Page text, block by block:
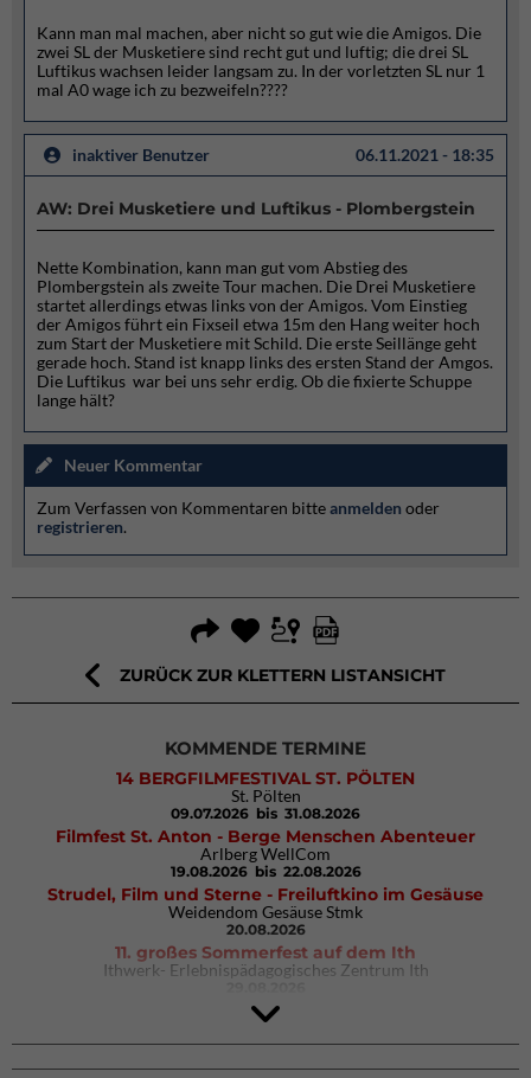
Kann man mal machen, aber nicht so gut wie die Amigos. Die
zwei SL der Musketiere sind recht gut und luftig; die drei SL
Luftikus wachsen leider langsam zu. In der vorletzten SL nur 1
mal A0 wage ich zu bezweifeln????
inaktiver Benutzer 06.11.2021 - 18:35
AW: Drei Musketiere und Luftikus - Plombergstein
Nette Kombination, kann man gut vom Abstieg des
Plombergstein als zweite Tour machen. Die Drei Musketiere
startet allerdings etwas links von der Amigos. Vom Einstieg
der Amigos führt ein Fixseil etwa 15m den Hang weiter hoch
zum Start der Musketiere mit Schild. Die erste Seillänge geht
gerade hoch. Stand ist knapp links des ersten Stand der Amgos.
Die Luftikus war bei uns sehr erdig. Ob die fixierte Schuppe
lange hält?
Neuer Kommentar
Zum Verfassen von Kommentaren bitteanmelden oder
registrieren.
ZURÜCK ZUR KLETTERN LISTANSICHT
KOMMENDE TERMINE
14 BERGFILMFESTIVAL ST. PÖLTEN
St. Pölten
09.07.2026 bis 31.08.2026
Filmfest St. Anton - Berge Menschen Abenteuer
Arlberg WellCom
19.08.2026 bis 22.08.2026
Strudel, Film und Sterne - Freiluftkino im Gesäuse
Weidendom Gesäuse Stmk
20.08.2026
11. großes Sommerfest auf dem Ith
Ithwerk- Erlebnispädagogisches Zentrum Ith
4Blocs KIDS 2026
DAV Kletter- & Boulderzentrum München Süd (Thalkirchen)
26.09.2026